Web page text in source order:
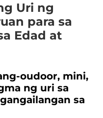
Uri ng
para sa
Edad at
oudoor, mini,
ng uri sa
sa